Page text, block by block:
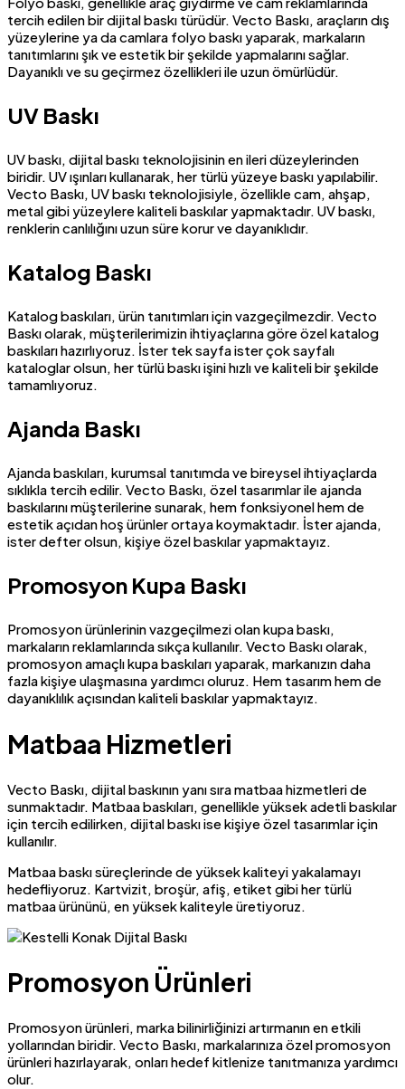
tercih edilen bir dijital baskı türüdür. Vecto Baskı, araçların dış
yüzeylerine ya da camlara folyo baskı yaparak, markaların
tanıtımlarını şık ve estetik bir şekilde yapmalarını sağlar.
Dayanıklı ve su geçirmez özellikleri ile uzun ömürlüdür.
UV Baskı
UV baskı, dijital baskı teknolojisinin en ileri düzeylerinden
biridir. UV ışınları kullanarak, her türlü yüzeye baskı yapılabilir.
Vecto Baskı, UV baskı teknolojisiyle, özellikle cam, ahşap,
metal gibi yüzeylere kaliteli baskılar yapmaktadır. UV baskı,
renklerin canlılığını uzun süre korur ve dayanıklıdır.
Katalog Baskı
Katalog baskıları, ürün tanıtımları için vazgeçilmezdir. Vecto
Baskı olarak, müşterilerimizin ihtiyaçlarına göre özel katalog
baskıları hazırlıyoruz. İster tek sayfa ister çok sayfalı
kataloglar olsun, her türlü baskı işini hızlı ve kaliteli bir şekilde
tamamlıyoruz.
Ajanda Baskı
Ajanda baskıları, kurumsal tanıtımda ve bireysel ihtiyaçlarda
sıklıkla tercih edilir. Vecto Baskı, özel tasarımlar ile ajanda
baskılarını müşterilerine sunarak, hem fonksiyonel hem de
estetik açıdan hoş ürünler ortaya koymaktadır. İster ajanda,
ister defter olsun, kişiye özel baskılar yapmaktayız.
Promosyon Kupa Baskı
Promosyon ürünlerinin vazgeçilmezi olan kupa baskı,
markaların reklamlarında sıkça kullanılır. Vecto Baskı olarak,
promosyon amaçlı kupa baskıları yaparak, markanızın daha
fazla kişiye ulaşmasına yardımcı oluruz. Hem tasarım hem de
dayanıklılık açısından kaliteli baskılar yapmaktayız.
Matbaa Hizmetleri
Vecto Baskı, dijital baskının yanı sıra matbaa hizmetleri de
sunmaktadır. Matbaa baskıları, genellikle yüksek adetli baskılar
için tercih edilirken, dijital baskı ise kişiye özel tasarımlar için
kullanılır.
Matbaa baskı süreçlerinde de yüksek kaliteyi yakalamayı
hedefliyoruz. Kartvizit, broşür, afiş, etiket gibi her türlü
matbaa ürününü, en yüksek kaliteyle üretiyoruz.
Promosyon Ürünleri
Promosyon ürünleri, marka bilinirliğinizi artırmanın en etkili
yollarından biridir. Vecto Baskı, markalarınıza özel promosyon
ürünleri hazırlayarak, onları hedef kitlenize tanıtmanıza yardımcı
olur.